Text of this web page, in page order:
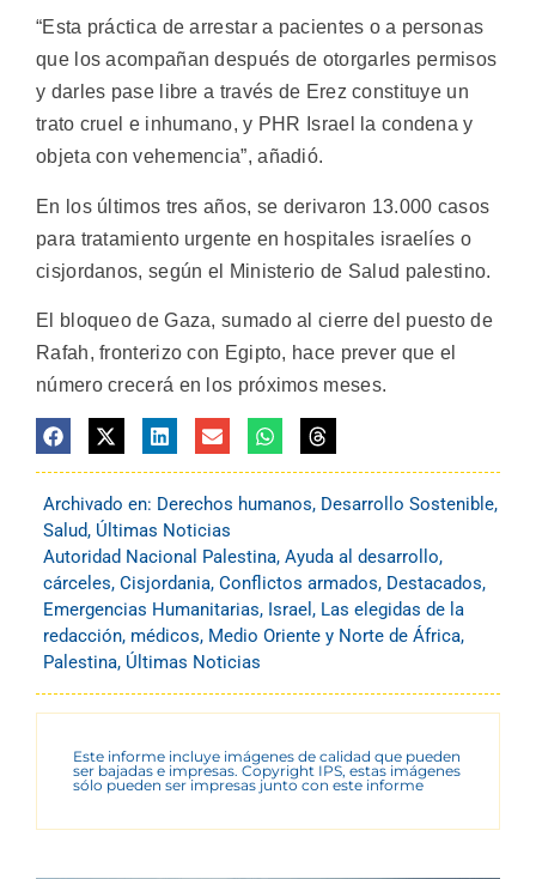
“Esta práctica de arrestar a pacientes o a personas
que los acompañan después de otorgarles permisos
y darles pase libre a través de Erez constituye un
trato cruel e inhumano, y PHR Israel la condena y
objeta con vehemencia”, añadió.
En los últimos tres años, se derivaron 13.000 casos
para tratamiento urgente en hospitales israelíes o
cisjordanos, según el Ministerio de Salud palestino.
El bloqueo de Gaza, sumado al cierre del puesto de
Rafah, fronterizo con Egipto, hace prever que el
número crecerá en los próximos meses.
Archivado en: Derechos humanos, Desarrollo Sostenible,
Salud, Últimas Noticias
Autoridad Nacional Palestina, Ayuda al desarrollo,
cárceles, Cisjordania, Conflictos armados, Destacados,
Emergencias Humanitarias, Israel , Las elegidas de la
redacción, médicos, Medio Oriente y Norte de África,
Palestina, Últimas Noticias
Este informe incluye imágenes de calidad que pueden
ser bajadas e impresas. Copyright IPS, estas imágenes
sólo pueden ser impresas junto con este informe